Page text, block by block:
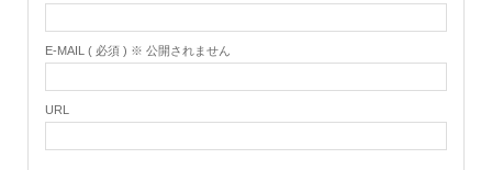
E-MAIL ( 必須 ) ※ 公開されません
URL